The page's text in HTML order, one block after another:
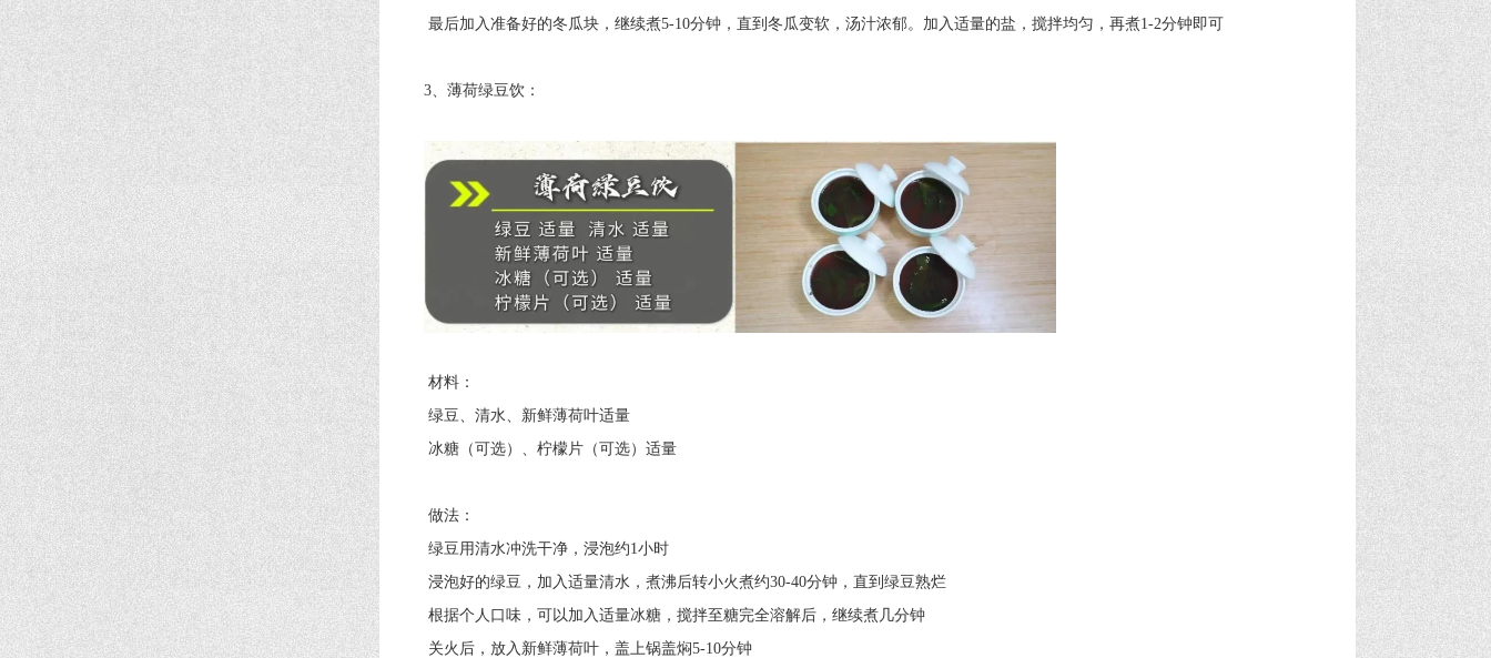
最后加入准备好的冬瓜块，继续煮5-10分钟，直到冬瓜变软，汤汁浓郁。加入适量的盐，搅拌均匀，再煮1-2分钟即可
3、薄荷绿豆饮：
材料：
绿豆、清水、新鲜薄荷叶适量
冰糖（可选）、柠檬片（可选）适量
做法：
绿豆用清水冲洗干净，浸泡约1小时
浸泡好的绿豆，加入适量清水，煮沸后转小火煮约30-40分钟，直到绿豆熟烂
根据个人口味，可以加入适量冰糖，搅拌至糖完全溶解后，继续煮几分钟
关火后，放入新鲜薄荷叶，盖上锅盖焖5-10分钟